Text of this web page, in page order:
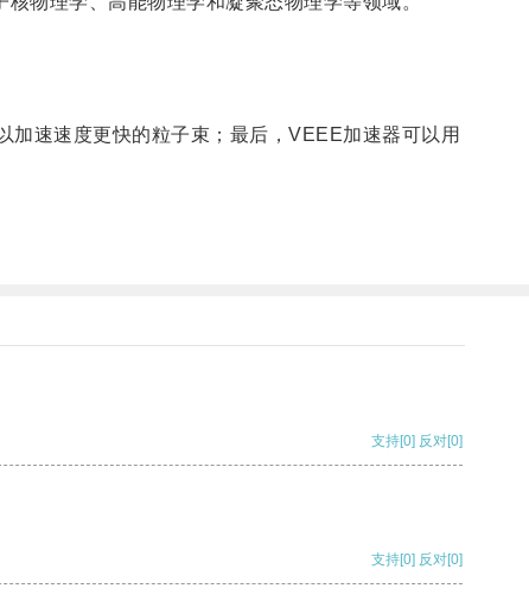
速速度更快的粒子束；最后，VEEE加速器可以用
支持[0] 反对[0]
支持[0] 反对[0]